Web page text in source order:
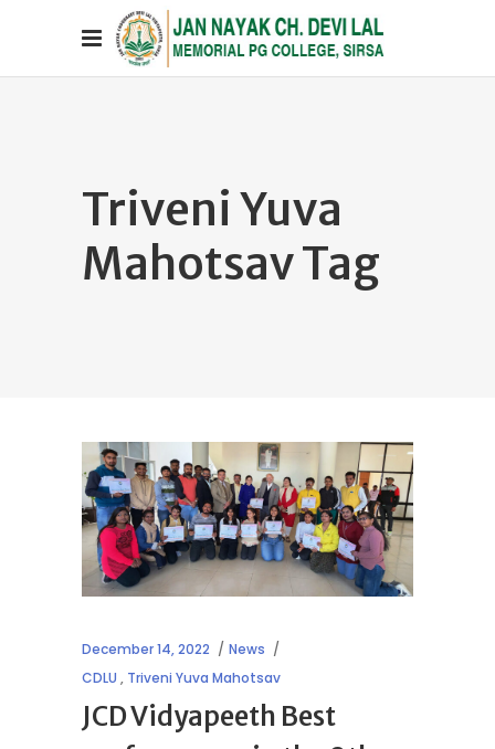
Triveni Yuva
Mahotsav Tag
December 14, 2022
News
CDLU , Triveni Yuva Mahotsav
JCD Vidyapeeth Best